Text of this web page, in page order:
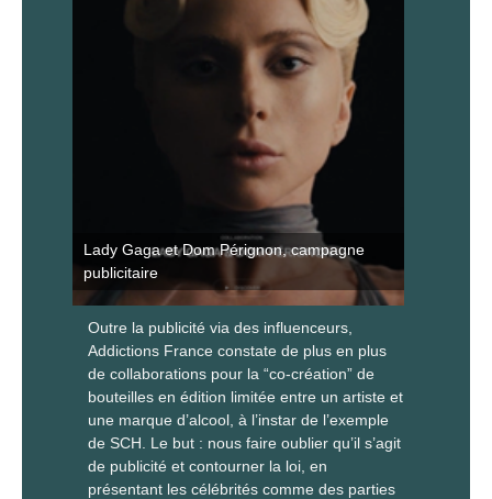
Lady Gaga et Dom Pérignon, campagne
publicitaire
Outre la publicité via des influenceurs,
Addictions France constate de plus en plus
de collaborations pour la “co-création” de
bouteilles en édition limitée entre un artiste et
une marque d’alcool, à l’instar de l’exemple
de SCH. Le but : nous faire oublier qu’il s’agit
de publicité et contourner la loi, en
présentant les célébrités comme des parties